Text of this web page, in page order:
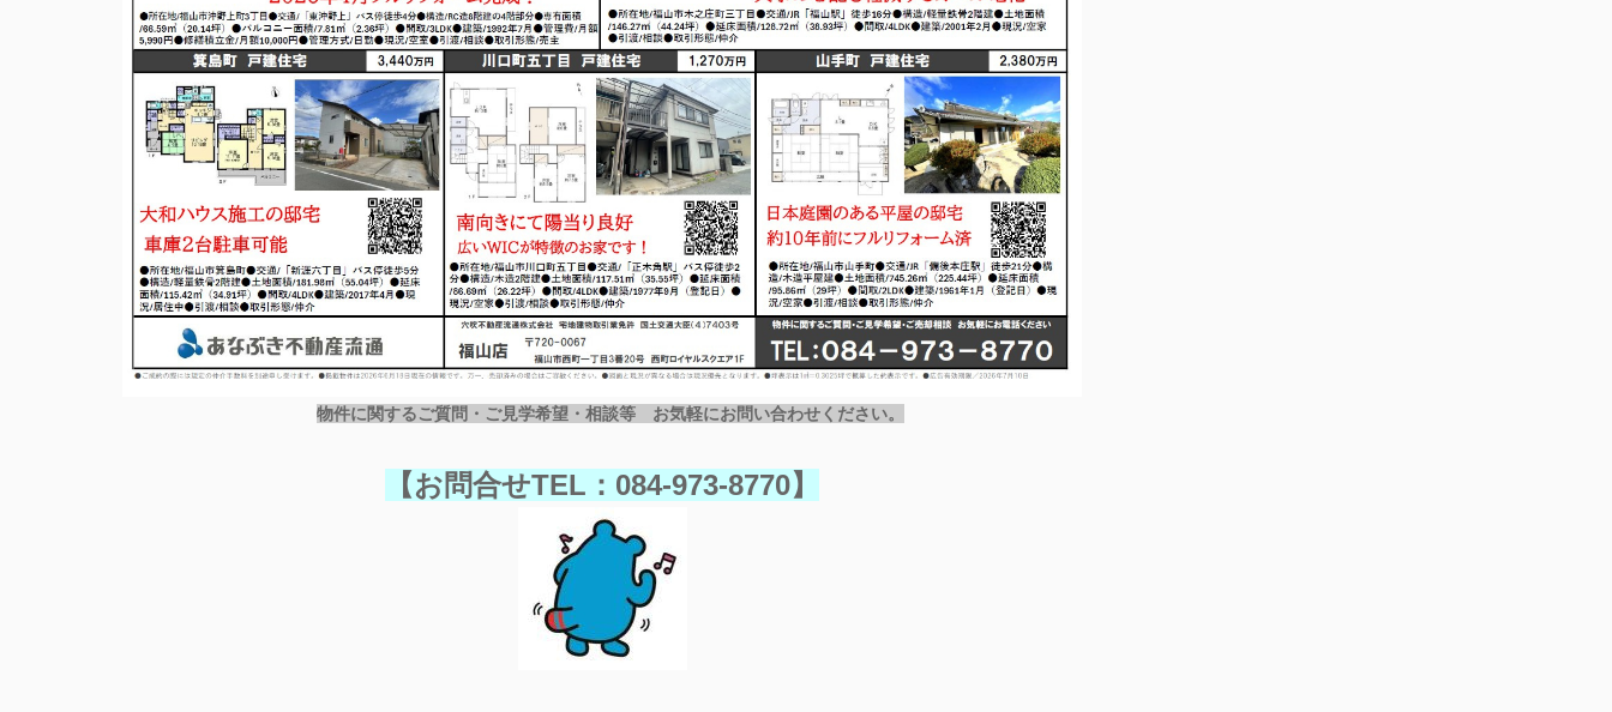
物件に関するご質問・ご見学希望・相談等 お気軽にお問い合わせください。
【お問合せTEL：084-973-8770】